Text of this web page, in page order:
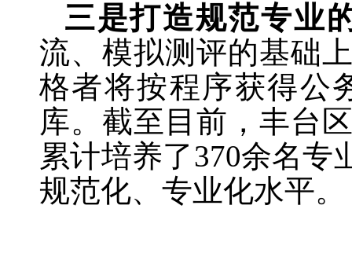
三是打造规范专业
流、模拟测评的基础
格者将按程序获得公
库。截至目前，丰台
累计培养了370余名专
规范化、专业化水平。